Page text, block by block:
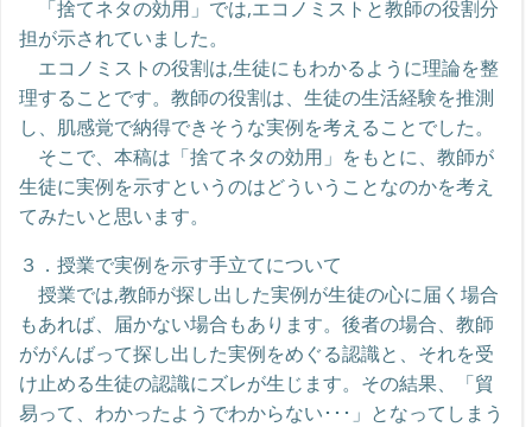
「捨てネタの効用」では,エコノミストと教師の役割分
担が示されていました。
エコノミストの役割は,生徒にもわかるように理論を整
理することです。教師の役割は、生徒の生活経験を推測
し、肌感覚で納得できそうな実例を考えることでした。
そこで、本稿は「捨てネタの効用」をもとに、教師が
生徒に実例を示すというのはどういうことなのかを考え
てみたいと思います。
３．授業で実例を示す手立てについて
授業では,教師が探し出した実例が生徒の心に届く場合
もあれば、届かない場合もあります。後者の場合、教師
ががんばって探し出した実例をめぐる認識と、それを受
け止める生徒の認識にズレが生じます。その結果、「貿
易って、わかったようでわからない･･･」となってしまう